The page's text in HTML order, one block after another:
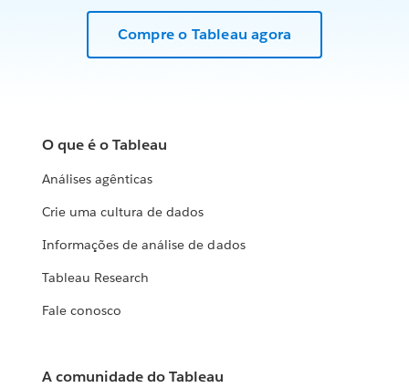
Compre o Tableau agora
O que é o Tableau
Análises agênticas
Crie uma cultura de dados
Informações de análise de dados
Tableau Research
Fale conosco
A comunidade do Tableau